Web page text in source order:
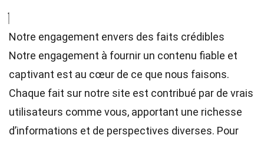
Notre engagement envers des faits crédibles
Notre engagement à fournir un contenu fiable et
captivant est au cœur de ce que nous faisons.
Chaque fait sur notre site est contribué par de vrais
utilisateurs comme vous, apportant une richesse
d’informations et de perspectives diverses. Pour